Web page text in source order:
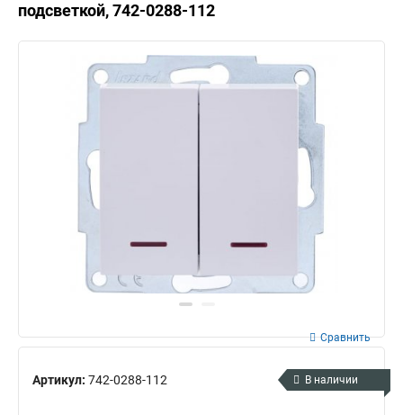
подсветкой, 742-0288-112
Артикул: 742-0288-112
Сравнить
В наличии